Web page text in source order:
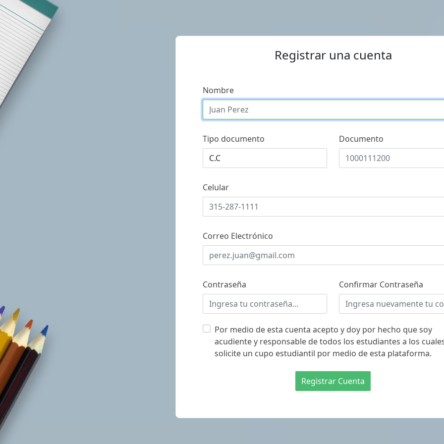
Registrar una cuenta
Nombre
Tipo documento Documento
Celular
Correo Electrónico
Contraseña Confirmar Contraseña
Por medio de esta cuenta acepto y doy por hecho que soy
acudiente y responsable de todos los estudiantes a los
solicite un cupo estudiantil por medio de esta plataforma.
Registrar Cuenta